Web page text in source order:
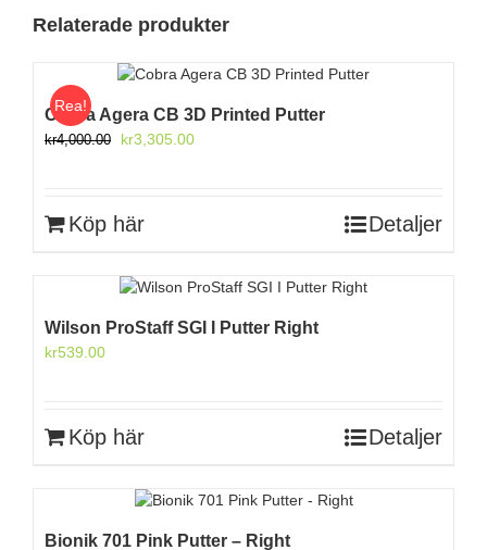
Relaterade produkter
Rea!
Cobra Agera CB 3D Printed Putter
kr4,000.00
Det
kr4,000.00.
kr3,305.00Det
Köp här Detaljer
Wilson ProStaff SGI I Putter Right
kr539.00
Köp här Detaljer
Bionik 701 Pink Putter – Right